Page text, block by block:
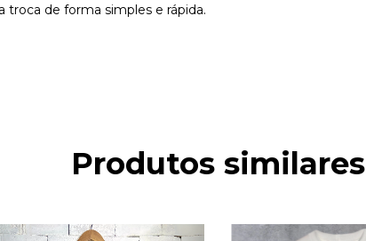
troca de forma simples e rápida.
Produtos similares